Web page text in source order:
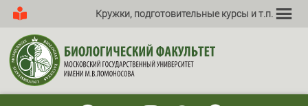
Кружки, подготовительные курсы и т.п.